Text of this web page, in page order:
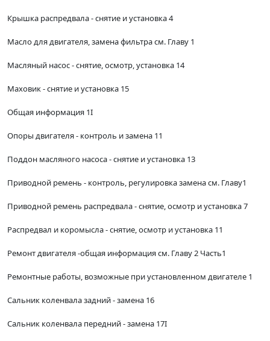
Крышка распредвала - снятие и установка 4
Масло для двигателя, замена фильтра см. Главу 1
Масляный насос - снятие, осмотр, установка 14
Маховик - снятие и установка 15
Общая информация 1I
Опоры двигателя - контроль и замена 11
Поддон масляного насоса - снятие и установка 13
Приводной ремень - контроль, регулировка замена см. Главу1
Приводной ремень распредвала - снятие, осмотр и установка 7
Распредвал и коромысла - снятие, осмотр и установка 11
Ремонт двигателя -общая информация см. Главу 2 Часть1
Ремонтные работы, возможные при установленном двигателе 1
Сальник коленвала задний - замена 16
Сальник коленвала передний - замена 17I